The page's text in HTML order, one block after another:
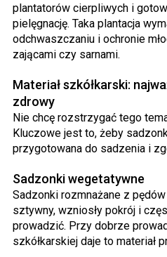
plantatorów cierpliwych i
pielęgnację. Taka plantacja
odchwaszczaniu i ochronie
zającami czy sarnami.
Materiał szkółkarski:
zdrowy
Nie chcę rozstrzygać tego
Kluczowe jest to, żeby
przygotowana do sadzenia i
Sadzonki wegetatywne
Sadzonki rozmnażane z
sztywny, wzniosły pokrój i
prowadzić. Przy dobrze
szkółkarskiej daje to materiał